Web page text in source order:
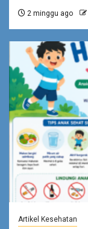
2 minggu ago
Artikel Kesehatan